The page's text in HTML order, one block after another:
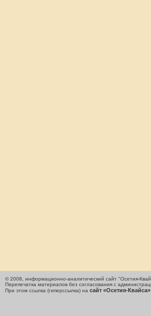
© 2008, информационно-аналитический сайт "Осетия-
Перепечатка материалов без согласования с
При этом ссылка (гиперссылка) на сайт «Осетия-